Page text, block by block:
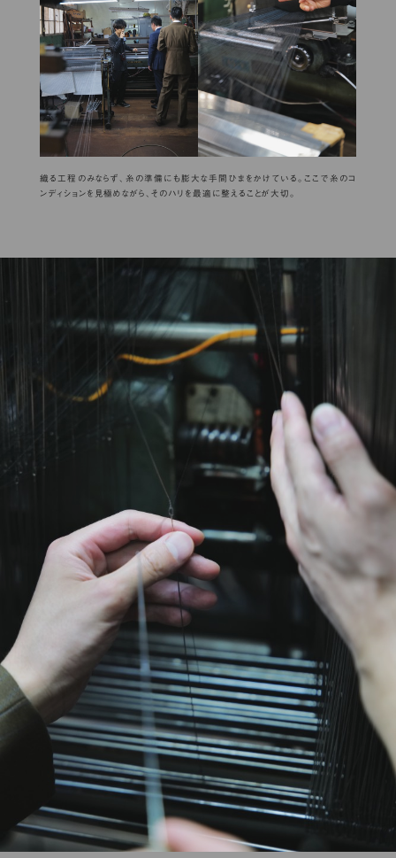
織る工程のみならず、糸の準備にも膨大な手間ひまをかけている。ここで糸のコ
ンディションを見極めながら、そのハリを最適に整えることが大切。